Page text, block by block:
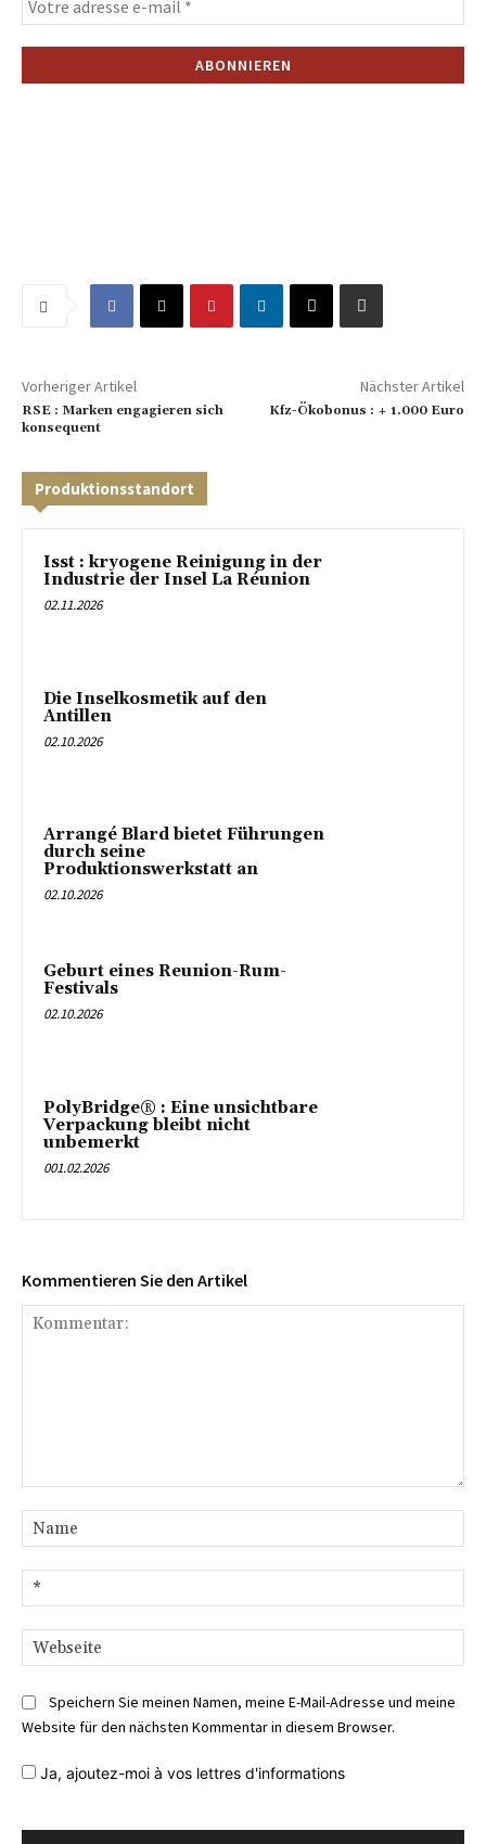
Vorheriger Artikel
RSE : Marken engagieren sich
konsequent
Nächster Artikel
Kfz-Ökobonus : + 1.000 Euro
Produktionsstandort
Isst : kryogene Reinigung in der
Industrie der Insel La Réunion
02.11.2026
Die Inselkosmetik auf den
Antillen
02.10.2026
Arrangé Blard bietet Führungen
durch seine
Produktionswerkstatt an
02.10.2026
Geburt eines Reunion-Rum-
Festivals
02.10.2026
PolyBridge® : Eine unsichtbare
Verpackung bleibt nicht
unbemerkt
001.02.2026
Kommentieren Sie den Artikel
Speichern Sie meinen Namen, meine E-Mail-Adresse und meine
Website für den nächsten Kommentar in diesem Browser.
Ja, ajoutez-moi à vos lettres d'informations